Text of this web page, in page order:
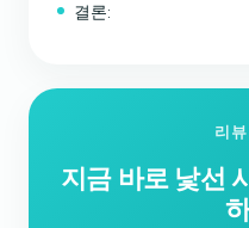
결론:
리
지금 바로 낯선